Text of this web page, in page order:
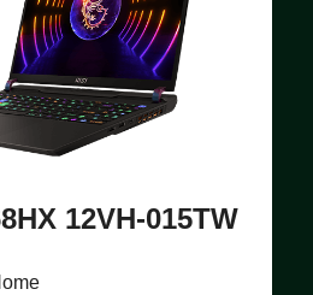
12VH-015TW